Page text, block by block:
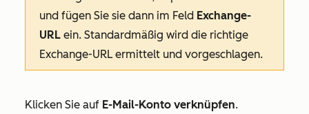
und fügen Sie sie dann im Feld Exchange-
URL ein. Standardmäßig wird die richtige
Exchange-URL ermittelt und vorgeschlagen.
Klicken Sie auf E-Mail-Konto verknüpfen.